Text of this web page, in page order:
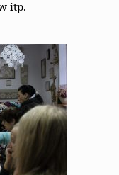
itp.